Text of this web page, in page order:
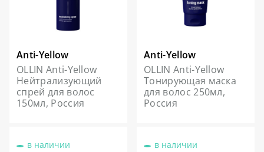
Anti-Yellow
OLLIN Anti-Yellow
Нейтрализующий
спрей для волос
150мл, Россия
в наличии
Anti-Yellow
OLLIN Anti-Yellow
Тонирующая маска
для волос 250мл,
Россия
в наличии